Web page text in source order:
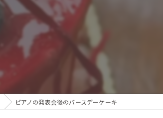
ピアノの発表会後のバースデーケーキ